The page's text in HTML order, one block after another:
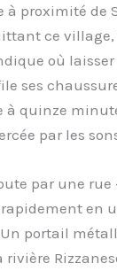
à proximité de
ce
où laisser
ses
à quinze
par les
par une rue
en
portail
rivière